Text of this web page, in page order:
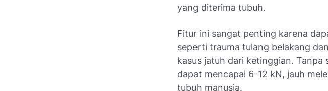
yang diterima tubuh.
Fitur ini sangat penting karena
seperti trauma tulang belakang
kasus jatuh dari ketinggian.
dapat mencapai 6-12 kN, jauh
tubuh manusia.